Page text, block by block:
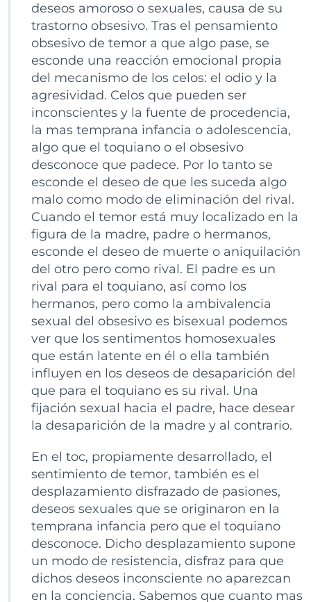
deseos amoroso o sexuales, causa de su
trastorno obsesivo. Tras el pensamiento
obsesivo de temor a que algo pase, se
esconde una reacción emocional propia
del mecanismo de los celos: el odio y la
agresividad. Celos que pueden ser
inconscientes y la fuente de procedencia,
la mas temprana infancia o adolescencia,
algo que el toquiano o el obsesivo
desconoce que padece. Por lo tanto se
esconde el deseo de que les suceda algo
malo como modo de eliminación del rival.
Cuando el temor está muy localizado en la
figura de la madre, padre o hermanos,
esconde el deseo de muerte o aniquilación
del otro pero como rival. El padre es un
rival para el toquiano, así como los
hermanos, pero como la ambivalencia
sexual del obsesivo es bisexual podemos
ver que los sentimentos homosexuales
que están latente en él o ella también
influyen en los deseos de desaparición del
que para el toquiano es su rival. Una
fijación sexual hacia el padre, hace desear
la desaparición de la madre y al contrario.
En el toc, propiamente desarrollado, el
sentimiento de temor, también es el
desplazamiento disfrazado de pasiones,
deseos sexuales que se originaron en la
temprana infancia pero que el toquiano
desconoce. Dicho desplazamiento supone
un modo de resistencia, disfraz para que
dichos deseos inconsciente no aparezcan
en la conciencia. Sabemos que cuanto mas